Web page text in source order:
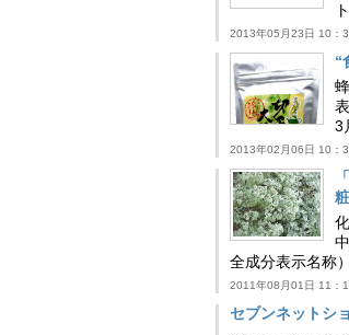
2013年05月23日 10：
“
3
2013年02月06日 10：
全成分表示名称
2011年08月01日 11：
セブンネットシ